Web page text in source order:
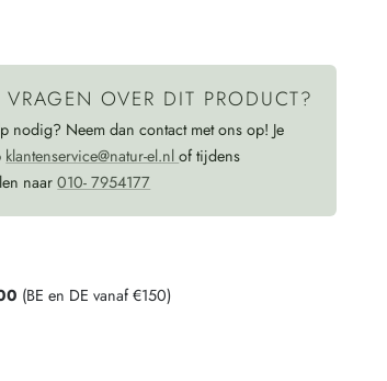
OVER DIT PRODUCT?
nodig? Neem dan contact met ons op! Je
klantenservice@natur-el.nlof tijdens
naar010- 7954177
(BE en DE vanaf €150)